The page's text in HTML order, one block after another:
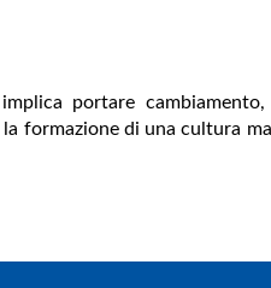
portare
formazione di una cultura